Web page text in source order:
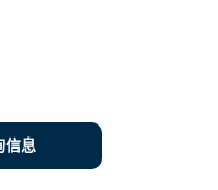
信息